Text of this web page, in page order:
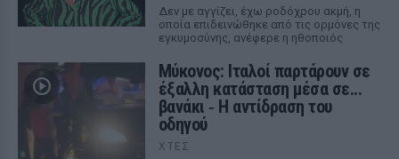
Δεν με αγγίζει, έχω ροδόχρου ακμή, η
οποία επιδεινώθηκε από τις ορμόνες της
εγκυμοσύνης, ανέφερε η ηθοποιός
Μύκονος: Ιταλοί παρτάρουν σε
έξαλλη κατάσταση μέσα σε...
βανάκι ‑ Η αντίδραση του
οδηγού
ΧΤΕΣ